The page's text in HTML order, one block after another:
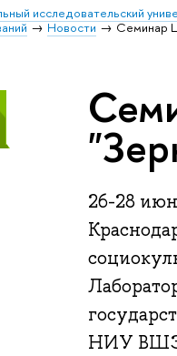
исследовательский
Новости Семинар
26-28
НИУ ВШЭ